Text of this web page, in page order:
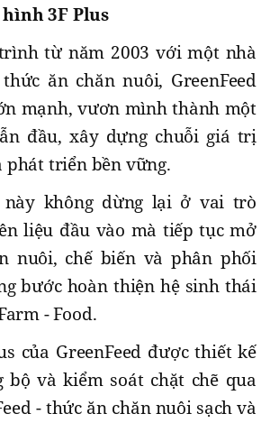
3F Plus
từ năm 2003 với một nhà
ăn chăn nuôi, GreenFeed
mạnh, vươn mình thành một
đầu, xây dựng chuỗi giá trị
phát triển bền vững.
này không dừng lại ở vai trò
liệu đầu vào mà tiếp tục mở
nuôi, chế biến và phân phối
bước hoàn thiện hệ sinh thái
- Food.
của GreenFeed được thiết kế
bộ và kiểm soát chặt chẽ qua
- thức ăn chăn nuôi sạch và